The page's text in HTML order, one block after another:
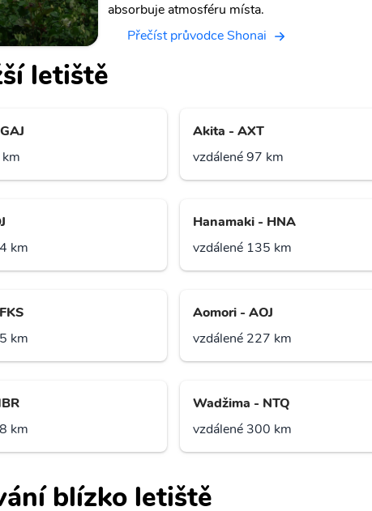
absorbuje atmosféru místa.
Přečíst průvodce Shonai
letiště
Akita - AXT
vzdálené 97 km
km
Hanamaki - HNA
vzdálené 135 km
km
Aomori - AOJ
vzdálené 227 km
km
Wadžima - NTQ
vzdálené 300 km
blízko letiště